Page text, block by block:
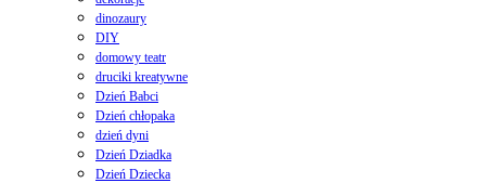
dinozaury
DIY
domowy teatr
druciki kreatywne
Dzień Babci
Dzień chłopaka
dzień dyni
Dzień Dziadka
Dzień Dziecka